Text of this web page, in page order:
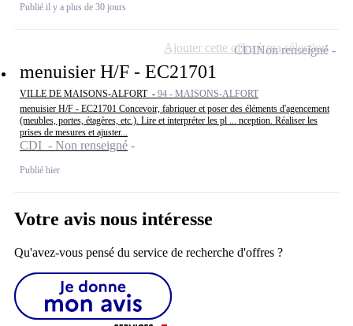
Publié il y a plus de 30 jours
menuisier H/F - EC21701
VILLE DE MAISONS-ALFORT - 94 - MAISONS-ALFORT
menuisier H/F - EC21701 Concevoir, fabriquer et poser des éléments d'agencement
(meubles, portes, étagères, etc.). Lire et interpréter les pl ... nception. Réaliser les
prises de mesures et ajuster...
CDI - Non renseigné
Publié hier
CDINon renseigné
Ajouter cette offre à ma sélection
Votre avis nous intéresse
Qu'avez-vous pensé du service de recherche d'offres ?